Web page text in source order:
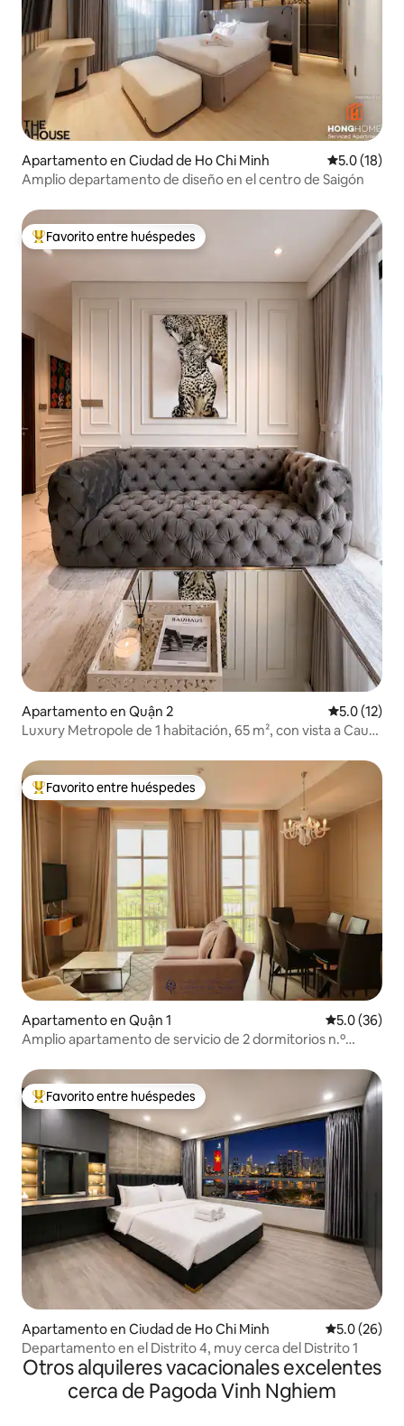
Apartamento en Ciudad de Ho Chi Minh Calificación
5.0 (18)
Amplio departamento de diseño en el centro de Saigón
Favorito entre huéspedes preferido
Favorito entre huéspedes
Apartamento en Quận 2 Calificación
5.0 (12)
Luxury Metropole de 1 habitación, 65 m², con vista a Cau
Favorito entre huéspedes preferido
Favorito entre huéspedes
Apartamento en Quận 1 Calificación
5.0 (36)
Amplio apartamento de servicio de 2 dormitorios n.º
Favorito entre huéspedes preferido
Favorito entre huéspedes
Apartamento en Ciudad de Ho Chi Minh Calificación
5.0 (26)
Departamento en el Distrito 4, muy cerca del Distrito 1
Otros alquileres vacacionales excelentes
cerca de Pagoda Vinh Nghiem